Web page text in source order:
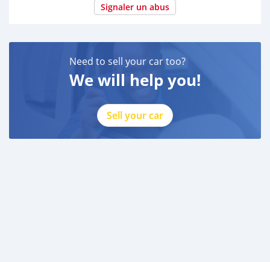
Signaler un abus
Need to sell your car too?
We will help you!
Sell your car